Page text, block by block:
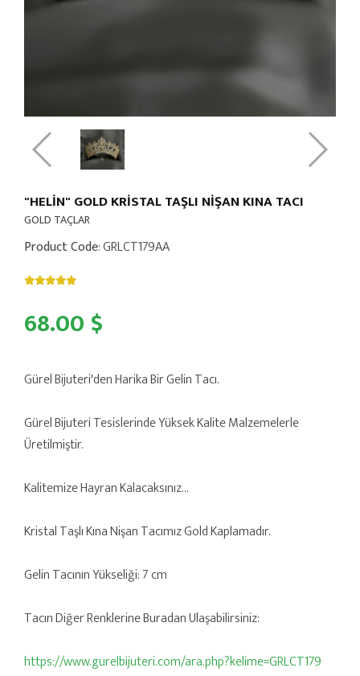
"HELİN" GOLD KRİSTAL TAŞLI NİŞAN KINA TACI
GOLD TAÇLAR
Product Code: GRLCT179AA
68.00 $
Gürel Bijuteri'den Harika Bir Gelin Tacı.
Gürel Bijuteri Tesislerinde Yüksek Kalite Malzemelerle
Üretilmiştir.
Kalitemize Hayran Kalacaksınız...
Kristal Taşlı Kına Nişan Tacımız Gold Kaplamadır.
Gelin Tacının Yükseliği: 7 cm
Tacın Diğer Renklerine Buradan Ulaşabilirsiniz:
https://www.gurelbijuteri.com/ara.php?kelime=GRLCT179